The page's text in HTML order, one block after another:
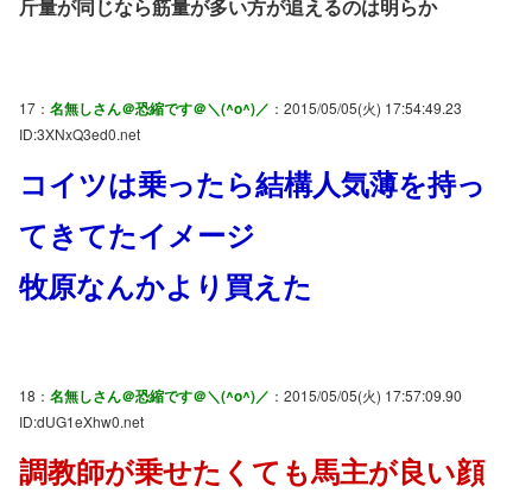
斤量が同じなら筋量が多い方が追えるのは明らか
17： 名無しさん＠恐縮です＠＼(^o^)／ ：2015/05/05(火) 17:54:49.23
ID:3XNxQ3ed0.net
コイツは乗ったら結構人気薄を持っ
てきてたイメージ
牧原なんかより買えた
18： 名無しさん＠恐縮です＠＼(^o^)／ ：2015/05/05(火) 17:57:09.90
ID:dUG1eXhw0.net
調教師が乗せたくても馬主が良い顔